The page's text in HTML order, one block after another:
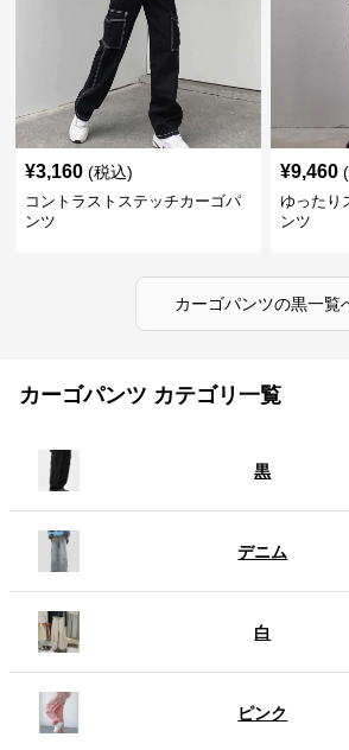
¥3,160 (税込)
コントラストステッチカーゴパ
ンツ
¥9,460
ゆったり
ンツ
カーゴパンツの黒一覧
カーゴパンツ カテゴリ一覧
黒
デニム
白
ピンク